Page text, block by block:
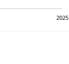
2025